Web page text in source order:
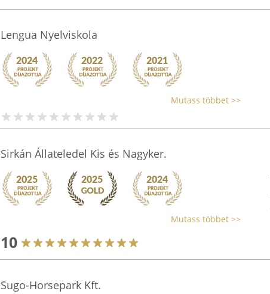
Lengua Nyelviskola
Mutass többet >>
Sirkán Állateledel Kis és Nagyker.
Mutass többet >>
10
Sugo-Horsepark Kft.